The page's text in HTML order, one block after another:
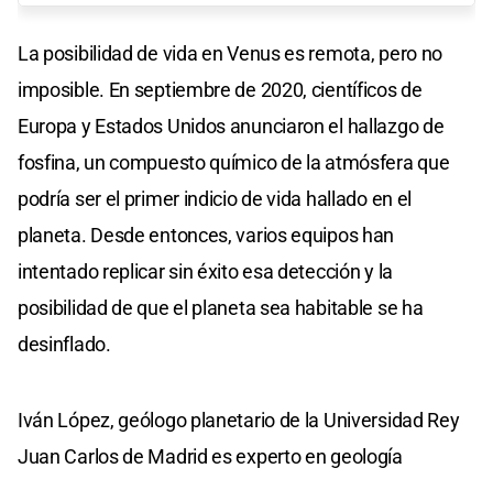
La posibilidad de vida en Venus es remota, pero no
imposible. En septiembre de 2020, científicos de
Europa y Estados Unidos anunciaron el hallazgo de
fosfina, un compuesto químico de la atmósfera que
podría ser el primer indicio de vida hallado en el
planeta. Desde entonces, varios equipos han
intentado replicar sin éxito esa detección y la
posibilidad de que el planeta sea habitable se ha
desinflado.
Iván López, geólogo planetario de la Universidad Rey
Juan Carlos de Madrid es experto en geología